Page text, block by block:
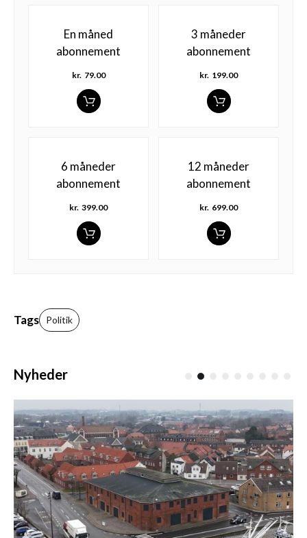
En måned
abonnement
kr. 79.00
3 måneder
abonnement
kr. 199.00
6 måneder
abonnement
kr. 399.00
12 måneder
abonnement
kr. 699.00
Tags Politik
Nyheder